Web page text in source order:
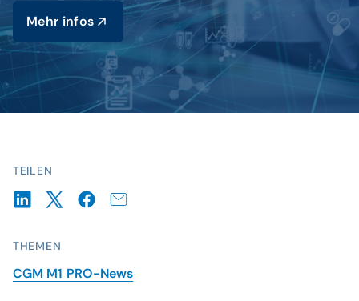
TEILEN
THEMEN
CGM M1 PRO-News
Mehr infos